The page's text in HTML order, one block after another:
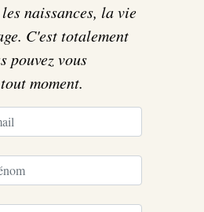
naissances, la vie
C'est totalement
pouvez vous
moment.